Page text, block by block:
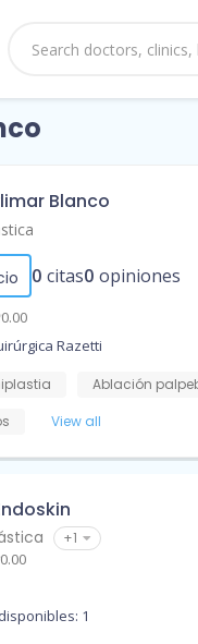
Blanco
0 citas0 opiniones
0.00
Razetti
Ablación
View all
+1
0.00
1